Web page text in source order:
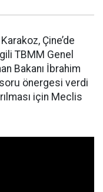
Çine’de
TBMM Genel
Bakanı İbrahim
soru önergesi verdi
için Meclis